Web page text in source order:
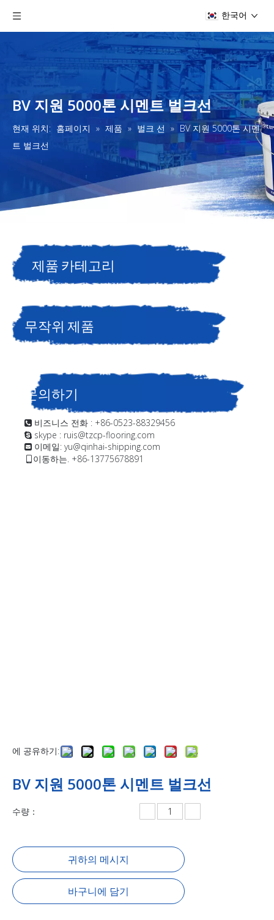
한국어
BV 지원 5000톤 시멘트 벌크선
현재 위치: 홈페이지 » 제품 » 벌크 선 » BV 지원 5000톤 시멘
트 벌크선
제품 카테고리
무작위 제품
문의하기
 비즈니스 전화 : +86-0523-88329456
 skype : ruis@tzcp-flooring.com
 이메일: yu@qinhai-shipping.com
이동하는. +86-13775678891
에 공유하기:
BV 지원 5000톤 시멘트 벌크선
수량：
귀하의 메시지
바구니에 담기